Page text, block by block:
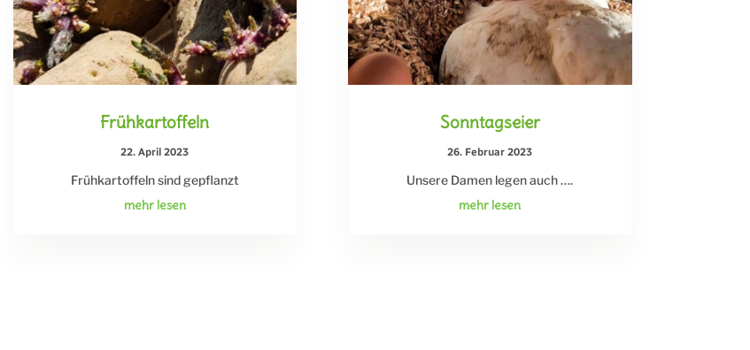
Frühkartoffeln
22. April 2023
Frühkartoffeln sind gepflanzt
mehr lesen
Sonntagseier
26. Februar 2023
Unsere Damen legen auch ….
mehr lesen